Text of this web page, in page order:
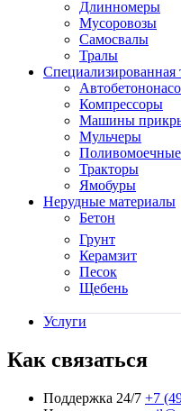
Нерудные материалы
Бетон
Грунт
Керамзит
Песок
Щебень
Специализированная
Компрессоры
Машины
Мульчеры
Тракторы
Ямобуры
Длинномеры
Мусоровозы
Самосвалы
Тралы
Услуги
Как связаться
Поддержка 24/7 +7